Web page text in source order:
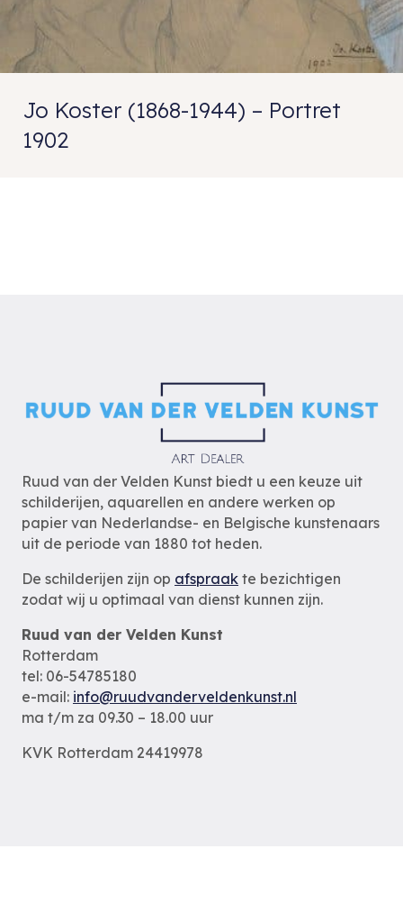
Jo Koster (1868-1944) – Portret
1902
Ruud van der Velden Kunst biedt u een keuze uit
schilderijen, aquarellen en andere werken op
papier van Nederlandse- en Belgische kunstenaars
uit de periode van 1880 tot heden.
De schilderijen zijn op afspraak te bezichtigen
zodat wij u optimaal van dienst kunnen zijn.
Ruud van der Velden Kunst
Rotterdam
tel: 06-54785180
e-mail: info@ruudvanderveldenkunst.nl
ma t/m za 09.30 – 18.00 uur
KVK Rotterdam 24419978